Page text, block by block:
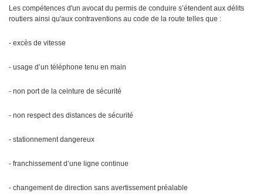
Les compétences d'un avocat du permis de conduire s’étendent aux délits
routiers ainsi qu'aux contraventions au code de la route telles que :
- excès de vitesse
- usage d’un téléphone tenu en main
- non port de la ceinture de sécurité
- non respect des distances de sécurité
- stationnement dangereux
- franchissement d’une ligne continue
- changement de direction sans avertissement préalable